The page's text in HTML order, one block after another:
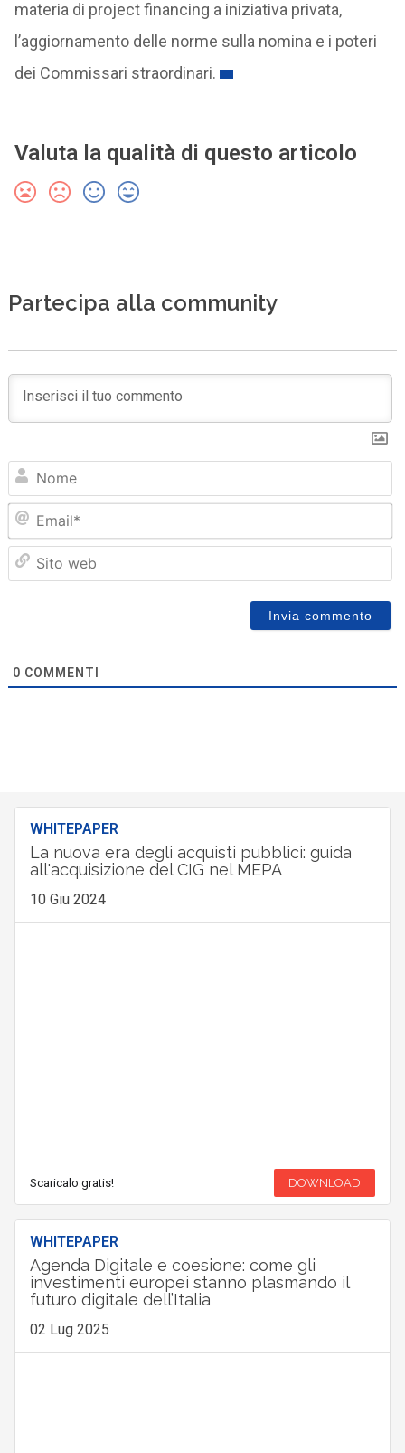
materia di project financing a iniziativa privata,
l’aggiornamento delle norme sulla nomina e i poteri
dei Commissari straordinari.
Valuta la qualità di questo articolo
Partecipa alla community
0 COMMENTI
WHITEPAPER
La nuova era degli acquisti pubblici: guida
all'acquisizione del CIG nel MEPA
10 Giu 2024
Scaricalo gratis! DOWNLOAD
WHITEPAPER
Agenda Digitale e coesione: come gli
investimenti europei stanno plasmando il
futuro digitale dell’Italia
02 Lug 2025